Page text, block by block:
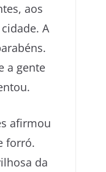
aos
A
a gente
afirmou
forró.
da